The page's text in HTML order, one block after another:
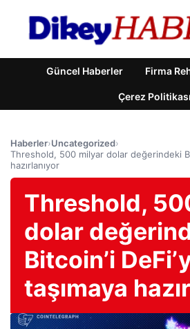
Güncel Haberler Firma
Çerez Politikası
Haberler›Uncategorized›
Threshold, 500 milyar dolar değerindeki
hazırlanıyor
Threshold,
dolar
Bitcoin’i
taşımaya